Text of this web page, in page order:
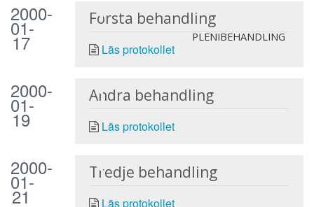
2000-
01-
17
Första behandling
PLENIBEHANDLING
Läs protokollet
2000-
01-
19
Andra behandling
Läs protokollet
2000-
01-
21
Tredje behandling
Läs protokollet